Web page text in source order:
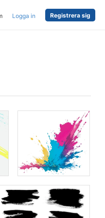
Logga in Registrera sig